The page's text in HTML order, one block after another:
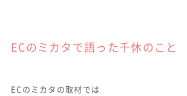
ECのミカタで語った千休のこと
ECのミカタの取材では